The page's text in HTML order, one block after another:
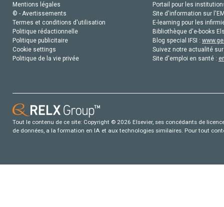
Mentions légales
© - Avertissements
Termes et conditions d'utilisation
Politique rédactionnelle
Politique publicitaire
Cookie settings
Politique de la vie privée
Portail pour les
Site d'information sur
E-learning pour les
Bibliothèque d'e-books
Blog special IFSI :
Suivez notre actualité
Site d'emploi en santé :
Tout le contenu de ce site: Copyright © 2026 Elsevier, ses concédants de
de données, a la formation en IA et aux technologies similaires. Pour tout